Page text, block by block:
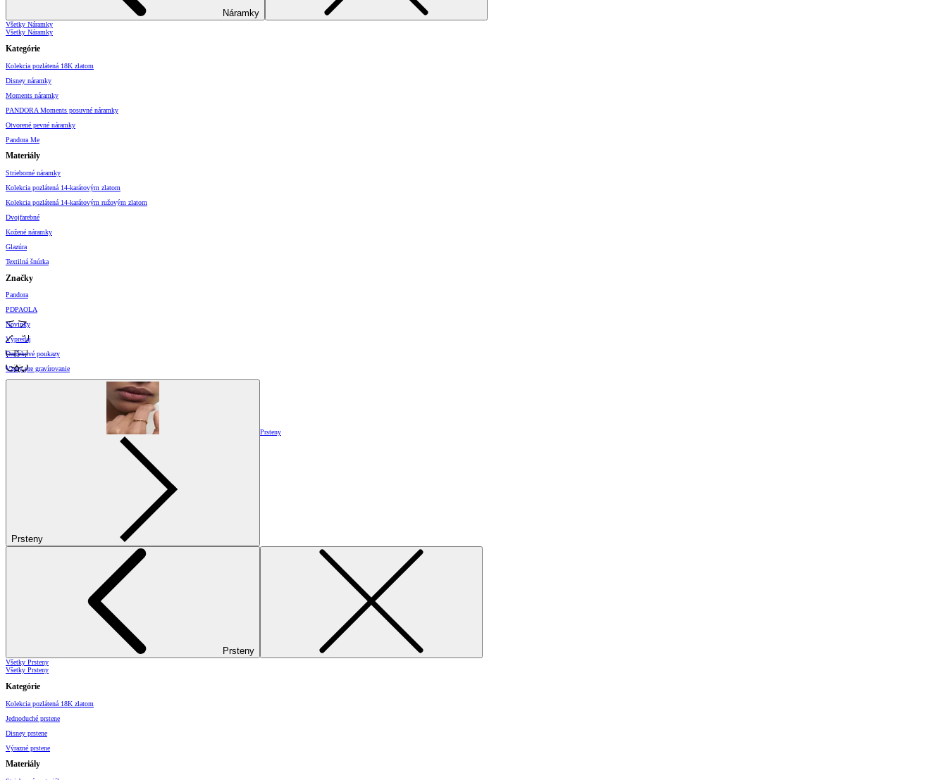
Náramky
Všetky Náramky
Všetky Náramky
Kategórie
Kolekcia pozlátená 18K zlatom
Disney náramky
Moments náramky
PANDORA Moments posuvné náramky
Otvorené pevné náramky
Pandora Me
Materiály
Strieborné náramky
Kolekcia pozlátená 14-karátovým zlatom
Kolekcia pozlátená 14-karátovým ružovým zlatom
Dvojfarebné
Kožené náramky
Glazúra
Textilná šnúrka
Značky
Pandora
PDPAOLA
Novinky
Výpredaj
Darčekové poukazy
Vzory pre gravírovanie
Prsteny
Prsteny
Prsteny
Všetky Prsteny
Všetky Prsteny
Kategórie
Kolekcia pozlátená 18K zlatom
Jednoduché prstene
Disney prstene
Výrazné prstene
Materiály